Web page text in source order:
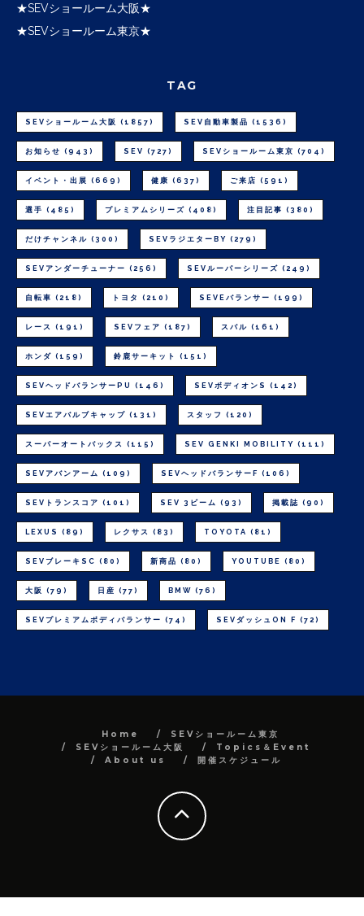
★SEVショールーム大阪★
★SEVショールーム東京★
TAG
SEVショールーム大阪 (1857) SEV自動車製品 (1536)
お知らせ (943) SEV (727) SEVショールーム東京 (704)
イベント・出展 (669) 健康 (637) ご来店 (591)
選手 (485) プレミアムシリーズ (408) 注目記事 (380)
だけチャンネル (300) SEVラジエターBY (279)
SEVアンダーチューナー (256) SEVルーパーシリーズ (249)
自転車 (218) トヨタ (210) SEVEバランサー (199)
レース (191) SEVフェア (187) スバル (161)
ホンダ (159) 鈴鹿サーキット (151)
SEVヘッドバランサーPU (146) SEVボディオンS (142)
SEVエアバルブキャップ (131) スタッフ (120)
スーパーオートバックス (115) SEV GENKI MOBILITY (111)
SEVアバンアーム (109) SEVヘッドバランサーF (106)
SEVトランスコア (101) SEV 3ビーム (93) 掲載誌 (90)
LEXUS (89) レクサス (83) TOYOTA (81)
SEVブレーキSC (80) 新商品 (80) YOUTUBE (80)
大阪 (79) 日産 (77) BMW (76)
SEVプレミアムボディバランサー (74) SEVダッシュON F (72)
Home
SEVショールーム東京
SEVショールーム大阪
Topics＆Event
About us
開催スケジュール